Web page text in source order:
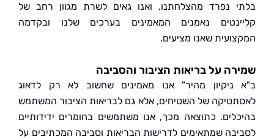
נפרד מהצלחתנו, ואנו גאים לשרת מגוון רחב של
נאמנים המאמינים בערכים שלנו ובקדמה
שאנו מציעים.
על בריאות הציבור והסביבה
מהיר" אנו מאמינים שחשוב לא רק לדאוג
של השטיחים, אלא גם לבריאות הציבור המשתמש
כתוצאה מכך, אנו משתמשים בחומרים ידידותיים
שמתאימים לדרישות הבריאות וסביבה המכתיבים על